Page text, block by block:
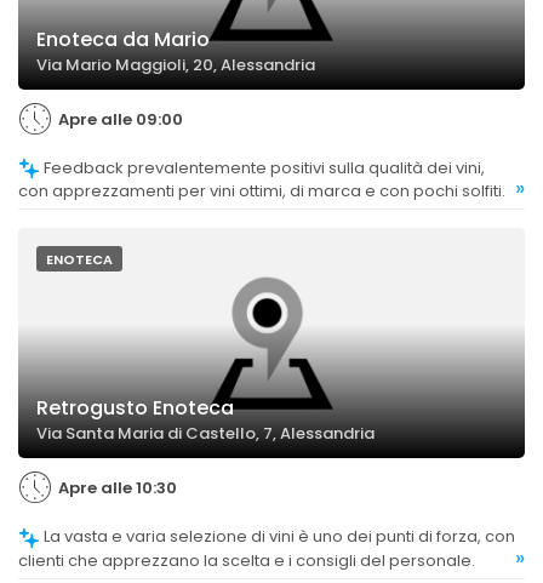
Enoteca da Mario
Via Mario Maggioli, 20, Alessandria
Apre alle 09:00
con apprezzamenti per vini ottimi, di marca e con pochi solfiti. »
ENOTECA
Retrogusto Enoteca
Via Santa Maria di Castello, 7, Alessandria
Apre alle 10:30
clienti che apprezzano la scelta e i consigli del personale.
»